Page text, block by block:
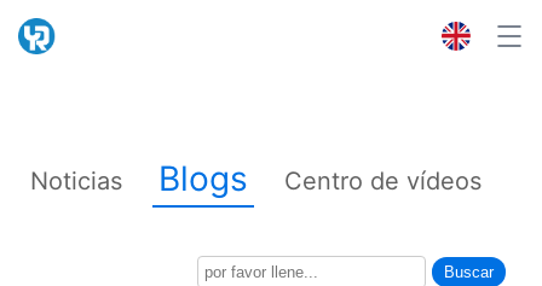
Noticias Blogs Centro de vídeos
Buscar